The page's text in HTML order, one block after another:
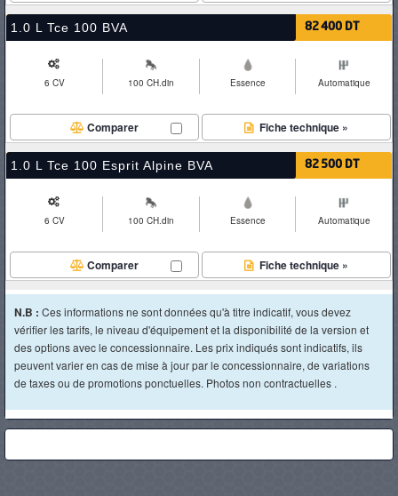
1.0 L Tce 100 BVA 82 400 DT
6 CV 100 CH.din Essence Automatique
Fiche technique »
Comparer
1.0 L Tce 100 Esprit Alpine BVA 82 500 DT
6 CV 100 CH.din Essence Automatique
Fiche technique »
Comparer
N.B : Ces informations ne sont données qu'à titre indicatif, vous devez
vérifier les tarifs, le niveau d'équipement et la disponibilité de la version et
des options avec le concessionnaire. Les prix indiqués sont indicatifs, ils
peuvent varier en cas de mise à jour par le concessionnaire, de variations
de taxes ou de promotions ponctuelles. Photos non contractuelles .